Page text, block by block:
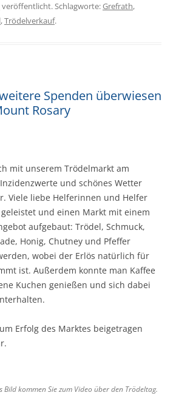
veröffentlicht. Schlagworte:Grefrath,
,Trödelverkauf.
Spenden überwiesen
Rosary
mit unserem Trödelmarkt am
und schönes Wetter
Viele liebe Helferinnen und Helfer
und einen Markt mit einem
aufgebaut: Trödel, Schmuck,
Honig, Chutney und Pfeffer
wobei der Erlös natürlich für
ist. Außerdem konnte man Kaffee
Kuchen genießen und sich dabei
Erfolg des Marktes beigetragen
Bild kommen Sie zum Video über den Trödeltag.